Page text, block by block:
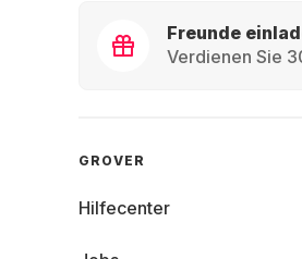
Freunde
Verdienen Sie
GROVER
Hilfecenter